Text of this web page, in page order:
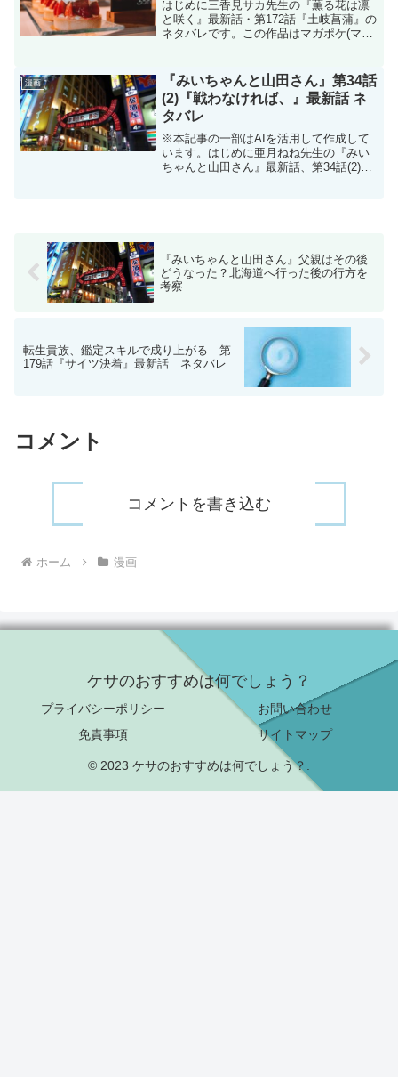
はじめに三香見サカ先生の『薫る花は凛
と咲く』最新話・第172話『土岐菖蒲』の
ネタバレです。この作品はマガポケ(マガ
です。現在、コミックスは21巻(157話～
164...
漫画
『みいちゃんと山田さん』第34話
(2)『戦わなければ、』最新話 ネ
タバレ
※本記事の一部はAIを活用して作成して
います。はじめに亜月ねね先生の『みい
ちゃんと山田さん』最新話、第34話(2)
『みいちゃんと山田さん』父親はその後
どうなった？北海道へ行った後の行方を
考察
転生貴族、鑑定スキルで成り上がる 第
179話『サイツ決着』最新話 ネタバレ
コメント
コメントを書き込む
ホーム 漫画
ケサのおすすめは何でしょう？
プライバシーポリシー
お問い合わせ
免責事項
サイトマップ
© 2023 ケサのおすすめは何でしょう？.